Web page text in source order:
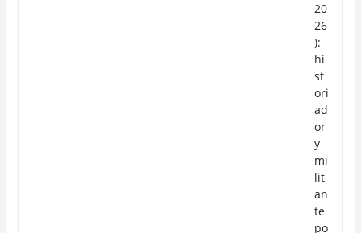
20
26
):
hi
st
ori
ad
or
y
mi
lit
an
te
po